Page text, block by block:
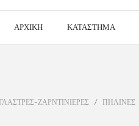
ΑΡΧΙΚΉ ΚΑΤΆΣΤΗΜΑ
ΓΛΑΣΤΡΕΣ-ΖΑΡΝΤΙΝΙΕΡΕΣ / ΠΗΛΙΝΕΣ